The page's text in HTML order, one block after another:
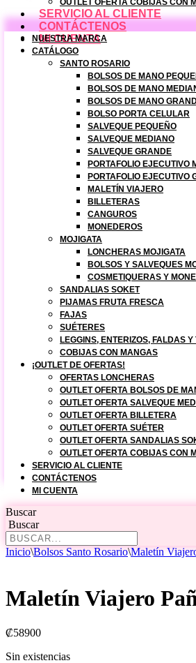
OUTLET OFERTA COBIJAS CON
SERVICIO AL CLIENTE
CONTÁCTENOS
MI CUENTA
NUESTRA MARCA
CATÁLOGO
SANTO ROSARIO
BOLSOS DE MANO
BOLSOS DE MANO
BOLSOS DE MANO
BOLSO PORTA CELULAR
SALVEQUE PEQUEÑO
SALVEQUE MEDIANO
SALVEQUE GRANDE
PORTAFOLIO EJECUTIVO
PORTAFOLIO EJECUTIVO
MALETÍN VIAJERO
BILLETERAS
CANGUROS
MONEDEROS
MOJIGATA
LONCHERAS MOJIGATA
BOLSOS Y SALVEQUES
COSMETIQUERAS Y
SANDALIAS SOKET
PIJAMAS FRUTA FRESCA
FAJAS
SUÉTERES
LEGGINS, ENTERIZOS, FALDAS Y
COBIJAS CON MANGAS
¡OUTLET DE OFERTAS!
OFERTAS LONCHERAS
OUTLET OFERTA BOLSOS DE
OUTLET OFERTA SALVEQUE
OUTLET OFERTA BILLETERA
OUTLET OFERTA SUÉTER
OUTLET OFERTA SANDALIAS
OUTLET OFERTA COBIJAS CON
SERVICIO AL CLIENTE
CONTÁCTENOS
MI CUENTA
Buscar
Buscar
Inicio\Bolsos Santo Rosario\Maletín
Maletín Viajero
₡58900
Sin existencias